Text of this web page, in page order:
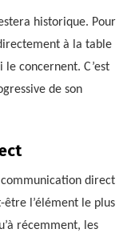
historique. Pour
à la table
le concernent. C’est
de son
direct
l’élément le plus
récemment, les